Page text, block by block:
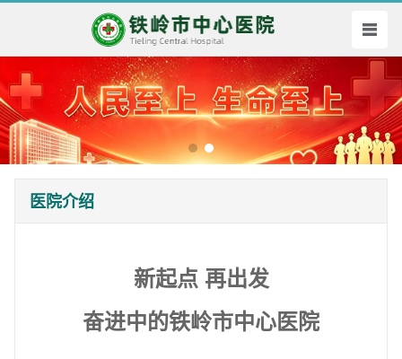
医院介绍
新起点 再出发
奋进中的铁岭市中心医院